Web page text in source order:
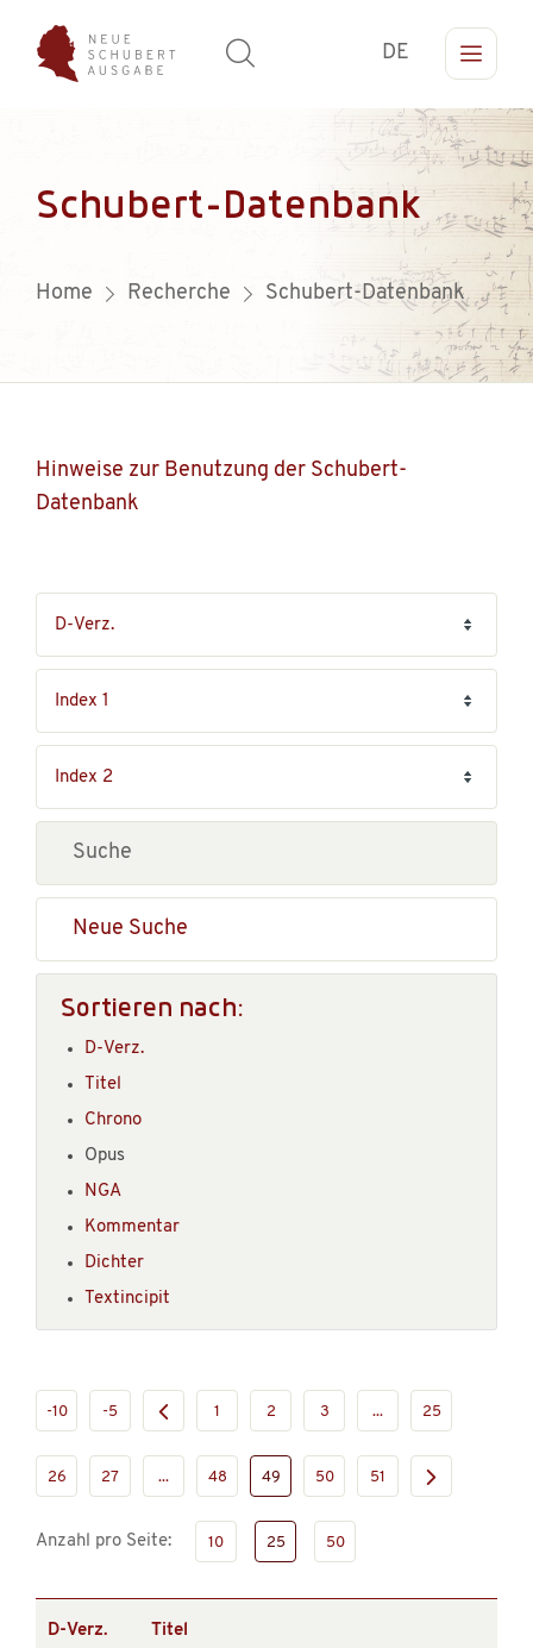
DE
Schubert-Datenbank
Home Recherche Schubert-Datenbank
Hinweise zur Benutzung der Schubert-
Datenbank
Neue Suche
Sortieren nach:
D-Verz.
Titel
Chrono
Opus
NGA
Kommentar
Dichter
Textincipit
-10 -5 1 2 3 ... 25
26 27 ... 48 49 50 51
Anzahl pro Seite: 10 25 50
D-Verz. Titel